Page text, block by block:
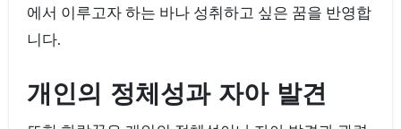
에서 이루고자 하는 바나 성취하고 싶은 꿈을 반영합
니다.
개인의 정체성과 자아 발견